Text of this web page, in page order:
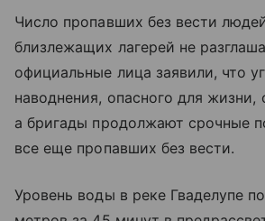
Число пропавших без вести
близлежащих лагерей не
официальные лица заявили, что
наводнения, опасного для жизни,
а бригады продолжают срочные
все еще пропавших без вести.
Уровень воды в реке Гваделупе